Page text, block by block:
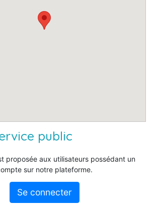
public
proposée aux utilisateurs possédant un
sur notre plateforme.
Se connecter